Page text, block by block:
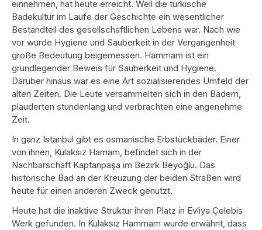
einnehmen, hat heute erreicht. Weil die türkische
Badekultur im Laufe der Geschichte ein wesentlicher
Bestandteil des gesellschaftlichen Lebens war. Nach wie
vor wurde Hygiene und Sauberkeit in der Vergangenheit
große Bedeutung beigemessen. Hammam ist ein
grundlegender Beweis für Sauberkeit und Hygiene.
Darüber hinaus war es eine Art sozialisierendes Umfeld der
alten Zeiten. Die Leute versammelten sich in den Bädern,
plauderten stundenlang und verbrachten eine angenehme
Zeit.
In ganz Istanbul gibt es osmanische Erbstückbäder. Einer
von ihnen, Kulaksız Hamam, befindet sich in der
Nachbarschaft Kaptanpaşa im Bezirk Beyoğlu. Das
historische Bad an der Kreuzung der beiden Straßen wird
heute für einen anderen Zweck genutzt.
Heute hat die inaktive Struktur ihren Platz in Evliya Çelebis
Werk gefunden. In Kulaksız Hammam wurde erwähnt, dass